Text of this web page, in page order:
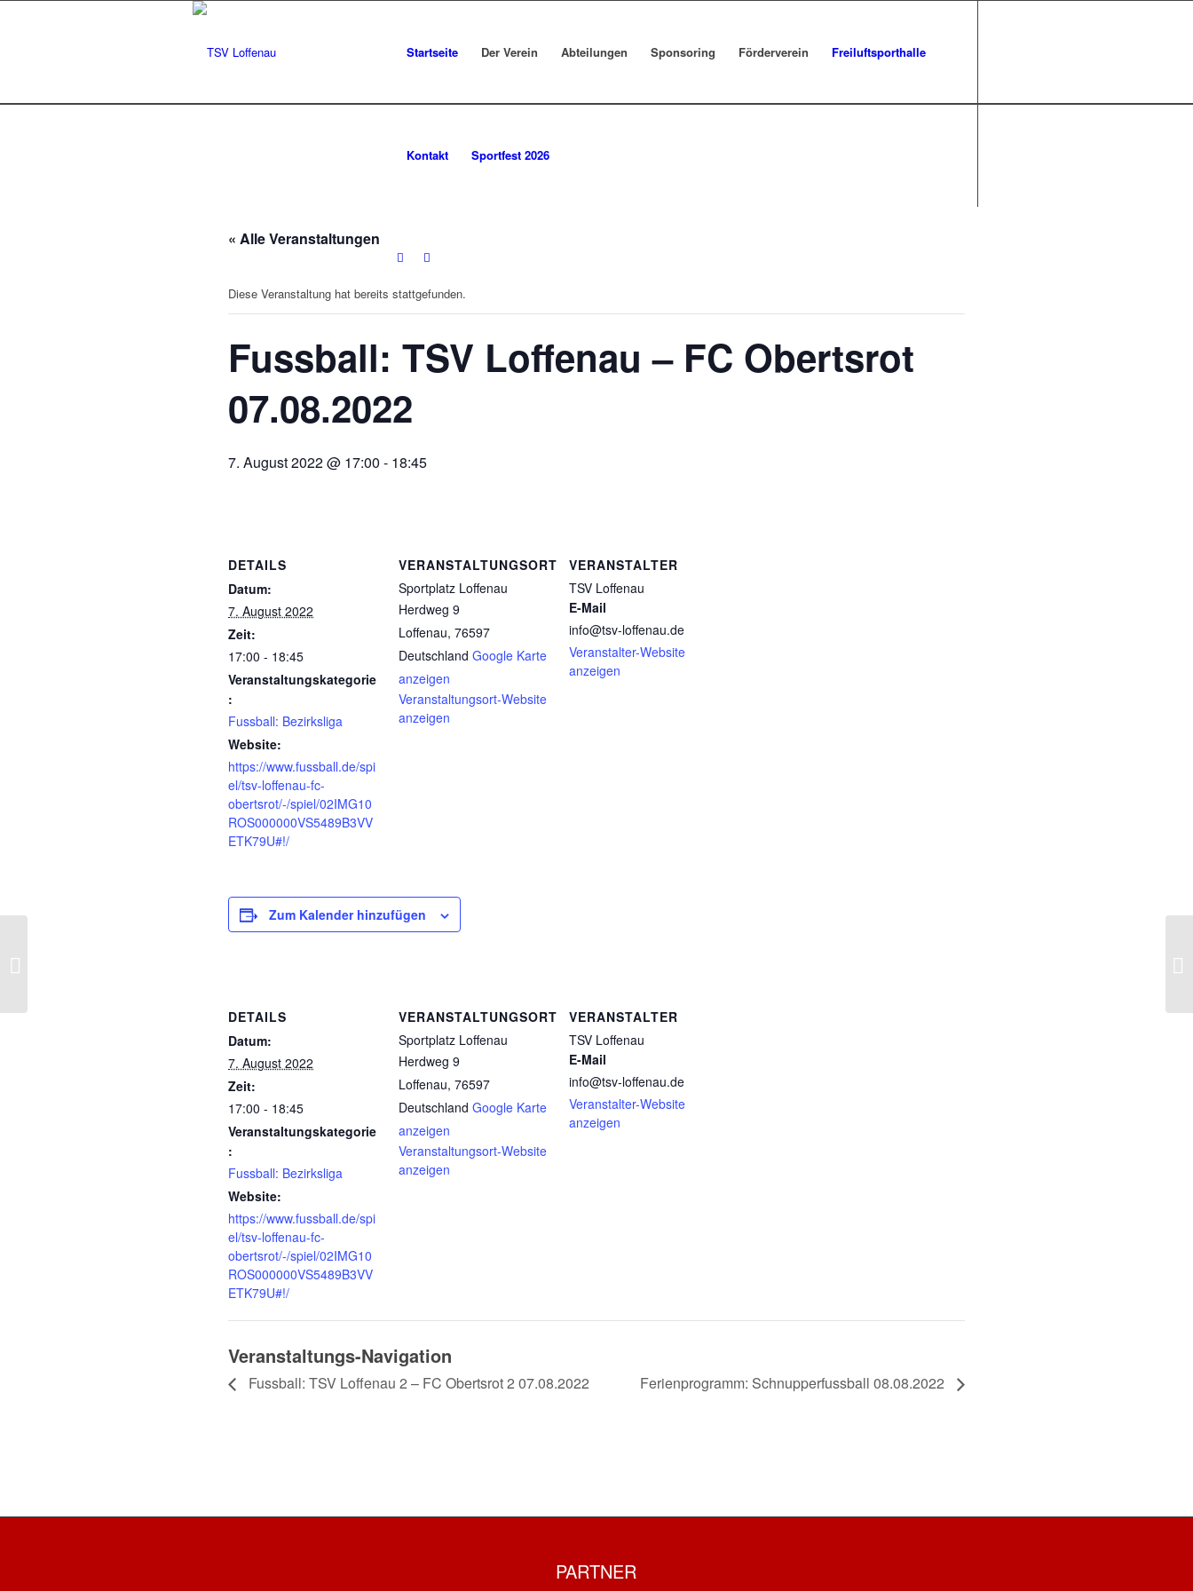
Startseite Der Verein Abteilungen Sponsoring Förderverein Freiluftsporthalle
Kontakt Sportfest 2026
« Alle Veranstaltungen
Diese Veranstaltung hat bereits stattgefunden.
Fussball: TSV Loffenau – FC Obertsrot
07.08.2022
7. August 2022 @ 17:00 - 18:45
DETAILS
Datum:
7. August 2022
Zeit:
17:00 - 18:45
Veranstaltungskategorie
:
Fussball: Bezirksliga
Website:
https://www.fussball.de/spi
el/tsv-loffenau-fc-
obertsrot/-/spiel/02IMG10
ROS000000VS5489B3VV
ETK79U#!/
VERANSTALTUNGSORT
Sportplatz Loffenau
Herdweg 9
Loffenau, 76597
Deutschland Google Karte
anzeigen
Veranstaltungsort-Website
anzeigen
VERANSTALTER
TSV Loffenau
E-Mail
info@tsv-loffenau.de
Veranstalter-Website
anzeigen
Zum Kalender hinzufügen
DETAILS
Datum:
7. August 2022
Zeit:
17:00 - 18:45
Veranstaltungskategorie
:
Fussball: Bezirksliga
Website:
https://www.fussball.de/spi
el/tsv-loffenau-fc-
obertsrot/-/spiel/02IMG10
ROS000000VS5489B3VV
ETK79U#!/
VERANSTALTUNGSORT
Sportplatz Loffenau
Herdweg 9
Loffenau, 76597
Deutschland Google Karte
anzeigen
Veranstaltungsort-Website
anzeigen
VERANSTALTER
TSV Loffenau
E-Mail
info@tsv-loffenau.de
Veranstalter-Website
anzeigen
Veranstaltungs-Navigation
Fussball: TSV Loffenau 2 – FC Obertsrot 2 07.08.2022 Ferienprogramm: Schnupperfussball 08.08.2022
PARTNER